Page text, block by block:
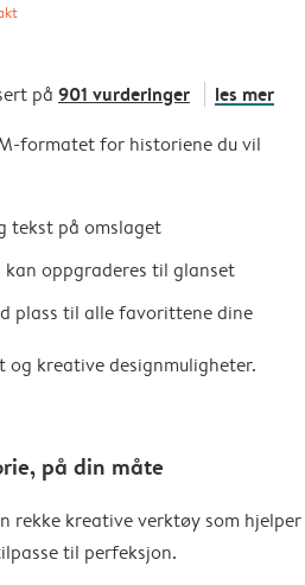
på 901 vurderinger les mer
formatet for historiene du vil
tekst på omslaget
oppgraderes til glanset
plass til alle favorittene dine
og kreative designmuligheter.
på din måte
rekke kreative verktøy som hjelper
til perfeksjon.